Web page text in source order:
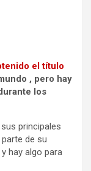
el título
, pero hay
los
principales
de su
hay algo para